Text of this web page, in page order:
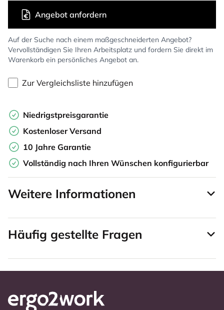
Auf der Suche nach einem maßgeschneiderten Angebot?
Vervollständigen Sie Ihren Arbeitsplatz und fordern Sie direkt im
Warenkorb ein persönliches Angebot an.
Angebot anfordern
Zur Vergleichsliste hinzufügen
Niedrigstpreisgarantie
Kostenloser Versand
10 Jahre Garantie
Vollständig nach Ihren Wünschen konfigurierbar
Weitere Informationen
Häufig gestellte Fragen